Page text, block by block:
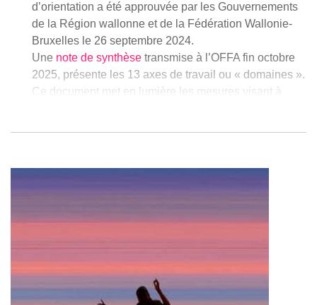
d’orientation a été approuvée par les Gouvernements
de la Région wallonne et de la Fédération Wallonie-
Bruxelles le 26 septembre 2024.
Une note de synthèse transmise à l’OFFA fin octobre
2025, présente les 13 axes de travail ou « domaines ».
Ce document met en lumière les mesures visant à
Afin de mener à bien ce chantier ambitieux et compte
œuvre de ladite réforme. Monsieur Donat CARLIER
entrera donc en fonction début janvier 2026 en tant
que responsable de l’équipe projets/programmes en